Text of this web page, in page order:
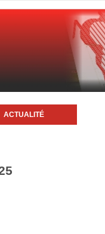
ACTUALITÉ